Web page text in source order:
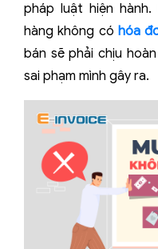
pháp luật hiện
hàng không cóhóa
bán sẽ phải chịu
sai phạm mình gây ra.